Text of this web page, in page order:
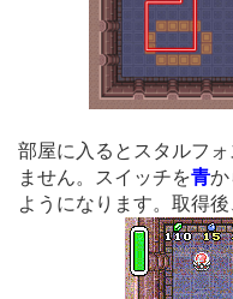
部屋に入るとスタルフ
ません。スイッチを青か
ようになります。取得後